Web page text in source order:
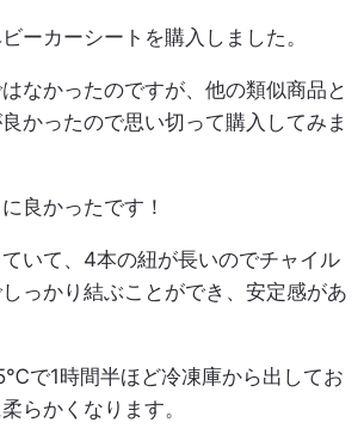
ーカーシートを購入しました。
なかったのですが、他の類似商品と
かったので思い切って購入してみま
良かったです！
いて、4本の紐が長いのでチャイル
っかり結ぶことができ、安定感があ
で1時間半ほど冷凍庫から出してお
らかくなります。